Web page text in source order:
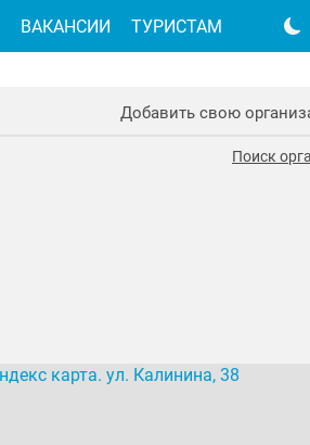
Добавить свою
Поиск
ВАКАНСИИ ТУРИСТАМ